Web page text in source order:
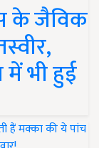
के जैविक
भी हुई